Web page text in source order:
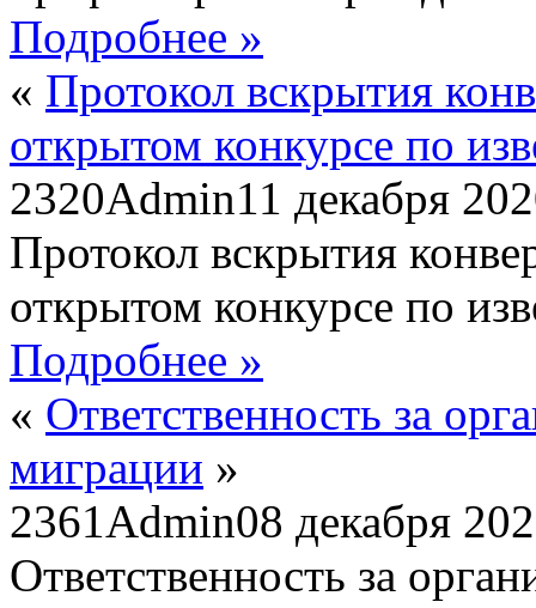
Подробнее »
« Протокол вскрытия
открытом конкурсе по
2320Admin11 декабря
Протокол вскрытия
открытом конкурсе по
Подробнее »
« Ответственность за
миграции »
2361Admin08 декабря
Ответственность за